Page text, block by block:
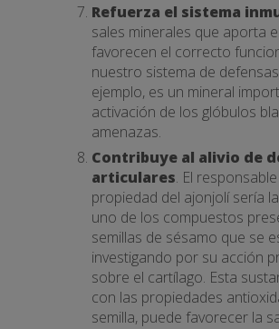
Refuerza el sistema
sales minerales que aporta
favorecen el correcto
nuestro sistema de
ejemplo, es un mineral
activación de los glóbulos
amenazas.
Contribuye al alivio de
articulares. El
propiedad del ajonjolí sería
uno de los compuestos
semillas de sésamo que se
investigando por su acción
sobre el cartílago. Esta
con las propiedades
semilla, puede favorecer la